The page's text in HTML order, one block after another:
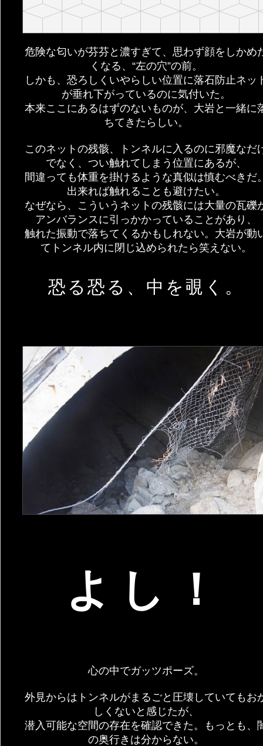
危険な匂いが芬芬と濃すぎて、思わず顔をしかめ
くなる、“左の穴”の前。
しかも、恐ろしくいやらしい位置に落石防止ネッ
が垂れ下がっているのに気付いた。
本来ここにあるはずのないものが、大岩と一緒に
ちてきたらしい。
このネットの残骸、トンネルに入るのに邪魔なだ
でなく、つい触れてしまう位置にあるが、
間違っても体重を掛けるような真似は慎むべきだ
出来れば触れることも避けたい。
なぜなら、こういうネットの残骸には大量の瓦礫
アンバランスに引っかかっていることがあり、
触れた振動で落ちてくるかもしれない。大岩が動
てトンネル内に閉じ込められたら笑えない。
恐る恐る、中を覗く。
よし！
心の中でガッツポーズ。
外見からはトンネルがまるごと圧壊していてもお
しくないと感じたが、
潜入可能な空間の存在を確認できた。もっとも、
の奥行きは分からない。